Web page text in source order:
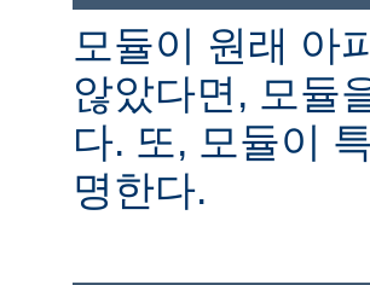
모듈이 원래 아
않았다면, 모듈
다. 또, 모듈이
명한다.